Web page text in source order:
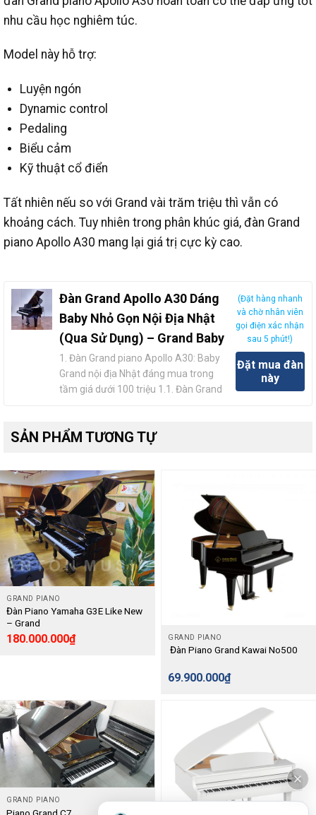
nhu cầu học nghiêm túc.
Model này hỗ trợ:
Luyện ngón
Dynamic control
Pedaling
Biểu cảm
Kỹ thuật cổ điển
Tất nhiên nếu so với Grand vài trăm triệu thì vẫn có
khoảng cách. Tuy nhiên trong phân khúc giá, đàn Grand
piano Apollo A30 mang lại giá trị cực kỳ cao.
Đàn Grand Apollo A30 Dáng
Baby Nhỏ Gọn Nội Địa Nhật
(Qua Sử Dụng) – Grand Baby
1. Đàn Grand piano Apollo A30: Baby
Grand nội địa Nhật đáng mua trong
tầm giá dưới 100 triệu 1.1. Đàn Grand
kỷ? Đàn Grand piano Apollo A30 là
(Đặt hàng nhanh
và chờ nhân viên
gọi điện xác nhận
sau 5 phút!)
Đặt mua đàn
này
SẢN PHẨM TƯƠNG TỰ
GRAND PIANO
Đàn Piano Yamaha G3E Like New
– Grand
180.000.000₫ GRAND PIANO
Đàn Piano Grand Kawai No500
69.900.000₫
GRAND PIANO
Piano Grand C7